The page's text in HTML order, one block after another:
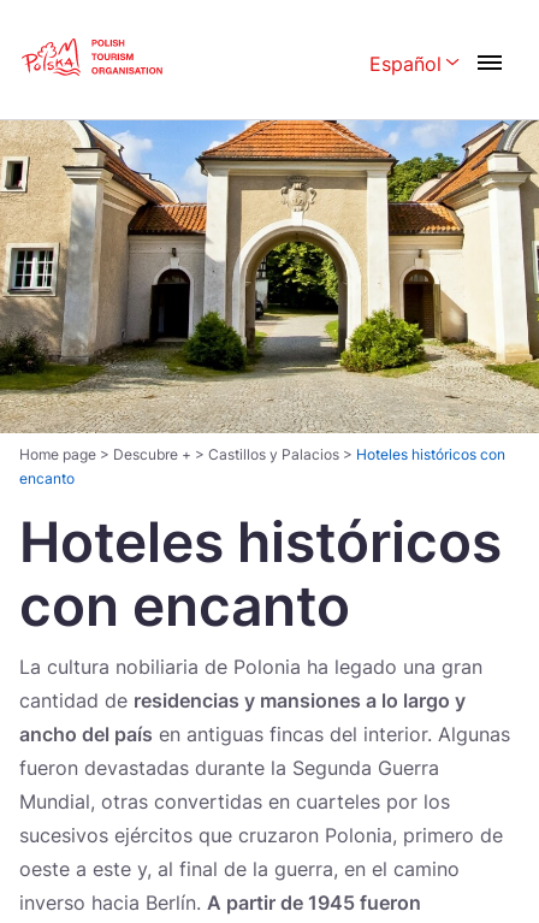
Español
Polski English
Česká 中国
Dansk Deutschland
Español Français
Italiano Magyar
Nederlands 日本語
Português Norsk
Україна
Zamknij
Home page > Descubre + > Castillos y Palacios > Hoteles históricos con
encanto
Hoteles históricos
con encanto
La cultura nobiliaria de Polonia ha legado una gran
cantidad de residencias y mansiones a lo largo y
ancho del país en antiguas fincas del interior. Algunas
fueron devastadas durante la Segunda Guerra
Mundial, otras convertidas en cuarteles por los
sucesivos ejércitos que cruzaron Polonia, primero de
oeste a este y, al final de la guerra, en el camino
inverso hacia Berlín. A partir de 1945 fueron